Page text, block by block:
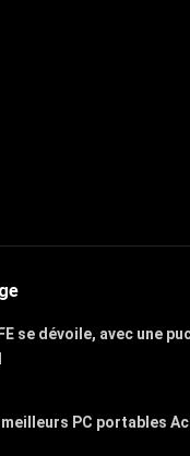
se dévoile, avec une
PC portables